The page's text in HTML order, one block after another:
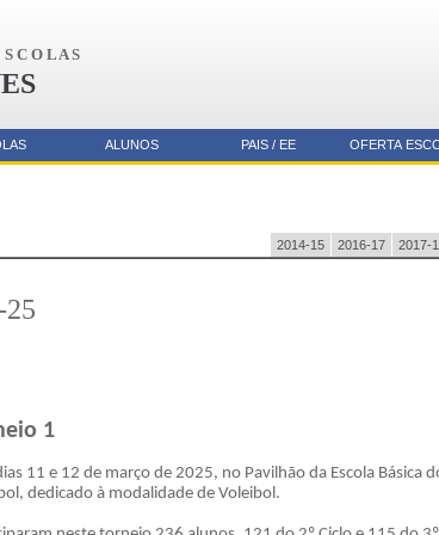
C O L A S
2014-15 2016-17 2017-
1
11 e 12 de março de 2025, no Pavilhão da Escola Básica
dedicado à modalidade de Voleibol.
ALUNOS PAIS / EE OFERTA